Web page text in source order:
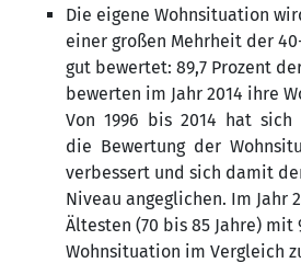
Die eigene Wohnsituation
einer großen Mehrheit der
gut bewertet: 89,7 Prozent
bewerten im Jahr 2014 ihre
Von 1996 bis 2014 hat sich
die Bewertung der
verbessert und sich damit
Niveau angeglichen. Im Jahr
Ältesten (70 bis 85 Jahre) mit
Wohnsituation im Vergleich